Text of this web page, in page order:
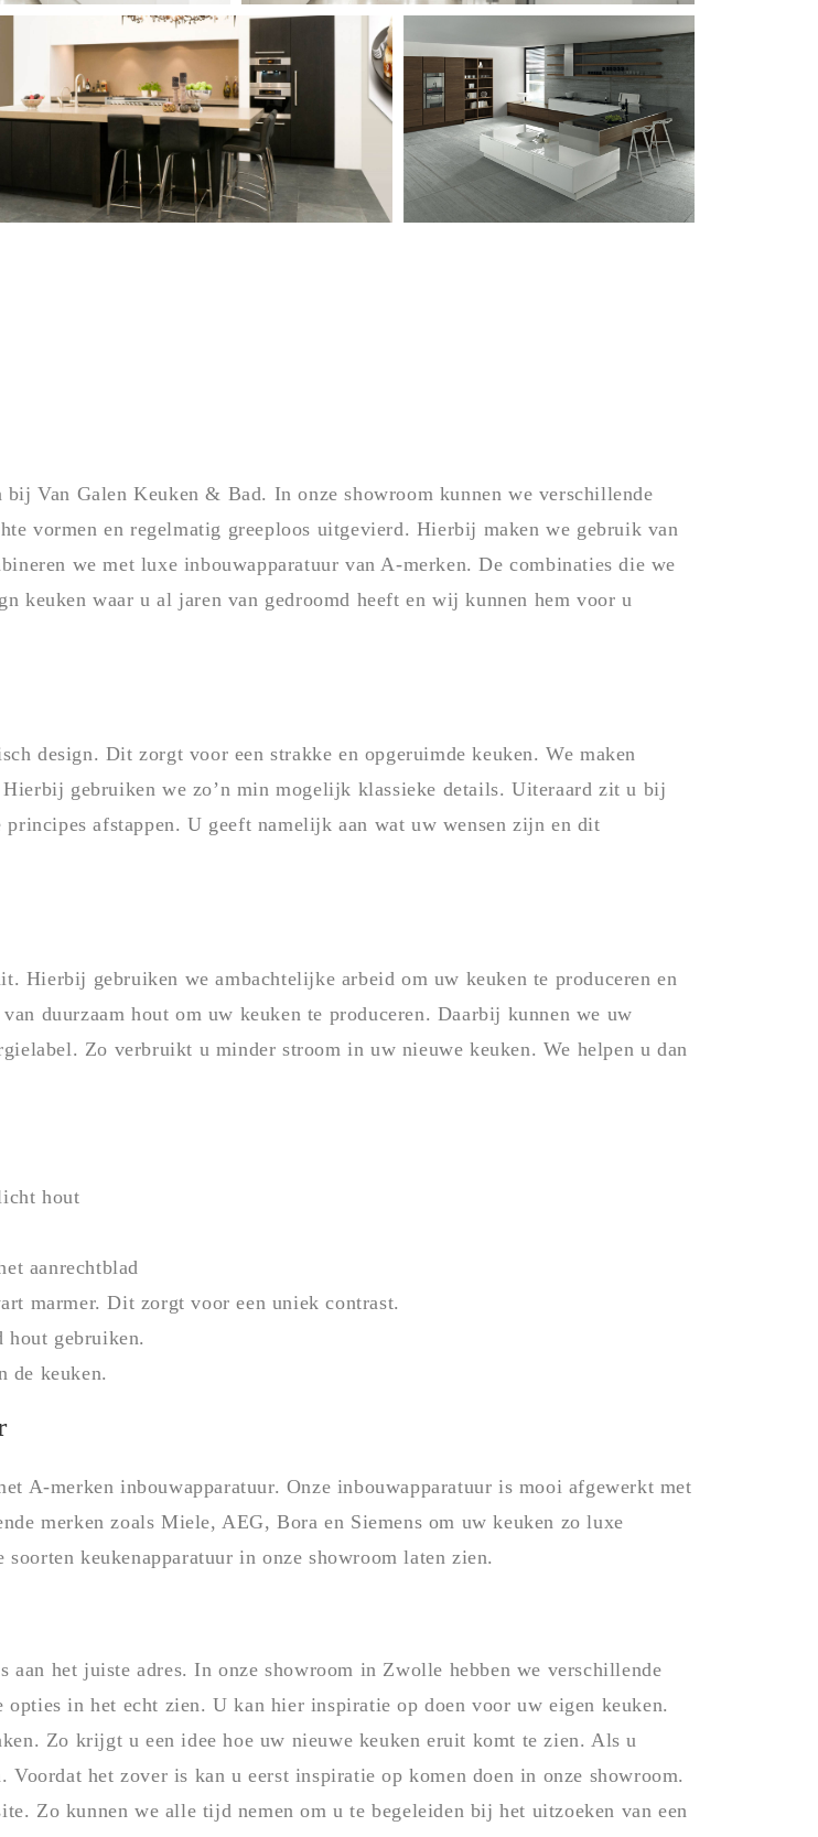
Van Galen Keuken & Bad. In onze showroom kunnen we verschillende
vormen en regelmatig greeploos uitgevierd. Hierbij maken we gebruik van
we met luxe inbouwapparatuur van A-merken. De combinaties die we
keuken waar u al jaren van gedroomd heeft en wij kunnen hem voor u
design. Dit zorgt voor een strakke en opgeruimde keuken. We maken
gebruiken we zo’n min mogelijk klassieke details. Uiteraard zit u bij
afstappen. U geeft namelijk aan wat uw wensen zijn en dit
Hierbij gebruiken we ambachtelijke arbeid om uw keuken te produceren en
duurzaam hout om uw keuken te produceren. Daarbij kunnen we uw
Zo verbruikt u minder stroom in uw nieuwe keuken. We helpen u dan
hout
aanrechtblad
marmer. Dit zorgt voor een uniek contrast.
hout gebruiken.
de keuken.
A-merken inbouwapparatuur. Onze inbouwapparatuur is mooi afgewerkt met
merken zoals Miele, AEG, Bora en Siemens om uw keuken zo luxe
keukenapparatuur in onze showroom laten zien.
het juiste adres. In onze showroom in Zwolle hebben we verschillende
in het echt zien. U kan hier inspiratie op doen voor uw eigen keuken.
Zo krijgt u een idee hoe uw nieuwe keuken eruit komt te zien. Als u
het zover is kan u eerst inspiratie op komen doen in onze showroom.
Zo kunnen we alle tijd nemen om u te begeleiden bij het uitzoeken van een